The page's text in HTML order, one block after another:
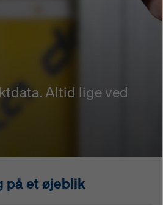
Altid lige ved
på et øjeblik